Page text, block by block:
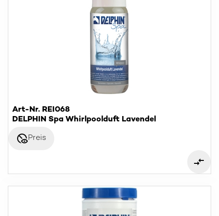
Art-Nr. REI068
DELPHIN Spa Whirlpoolduft Lavendel
disabled_visiblePreis